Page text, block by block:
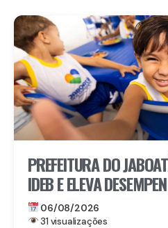
PREFEITURA DO
IDEB E ELEVA
MUNICIPAL DE ENSINO
06/08/2026
31 visualizações